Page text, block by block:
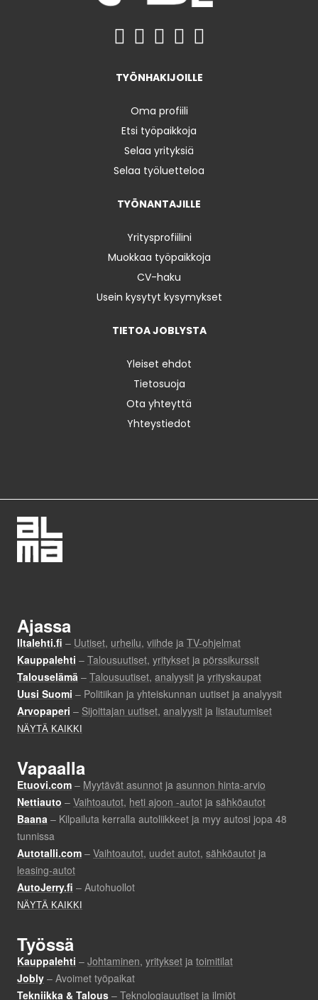
TYÖNHAKIJOILLE
Oma profiili
Etsi työpaikkoja
Selaa yrityksiä
Selaa työluetteloa
TYÖNANTAJILLE
Yritysprofiilini
Muokkaa työpaikkoja
CV-haku
Usein kysytyt kysymykset
TIETOA JOBLYSTA
Yleiset ehdot
Tietosuoja
Ota yhteyttä
Yhteystiedot